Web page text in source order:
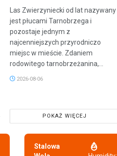
Las Zwierzyniecki od lat nazywany
jest płucami Tarnobrzega i
pozostaje jednym z
najcenniejszych przyrodniczo
miejsc w mieście. Zdaniem
rodowitego tarnobrzeżanina,...
2026-08-06
POKAŻ WIĘCEJ
Stalowa